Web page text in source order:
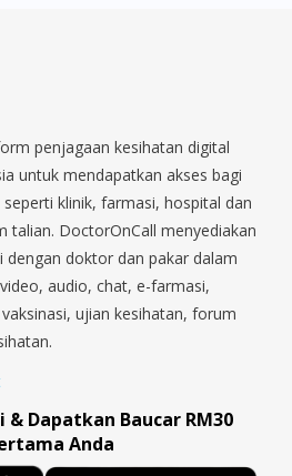
penjagaan kesihatan digital
untuk mendapatkan akses bagi
klinik, farmasi, hospital dan
talian. DoctorOnCall menyediakan
doktor dan pakar dalam
audio, chat, e-farmasi,
ujian kesihatan, forum
Dapatkan Baucar RM30
Anda